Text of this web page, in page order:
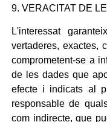
9. VERACITAT DE
L'interessat
vertaderes, exactes,
comprometent-se a
de les dades que
efecte i indicats al
responsable de
com indirecte, que